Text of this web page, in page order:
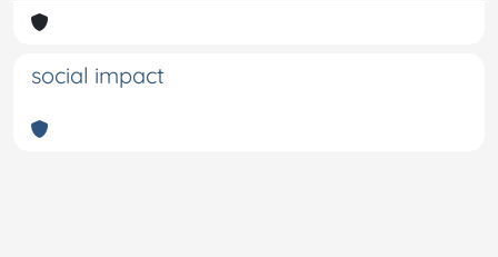
social impact